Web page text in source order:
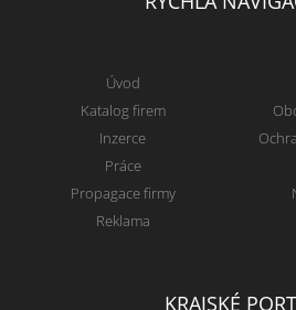
Úvod
Katalog firem
Inzerce
Práce
Propagace firmy
Reklama
KRAJSKÉ